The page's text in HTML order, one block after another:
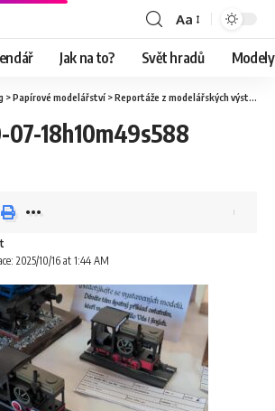
Aa
Jak na to? Svět hradů
>Papírové modelářství >Reportáže z modelářských výstav
18h10m49s588
2025/10/16 at 1:44 AM